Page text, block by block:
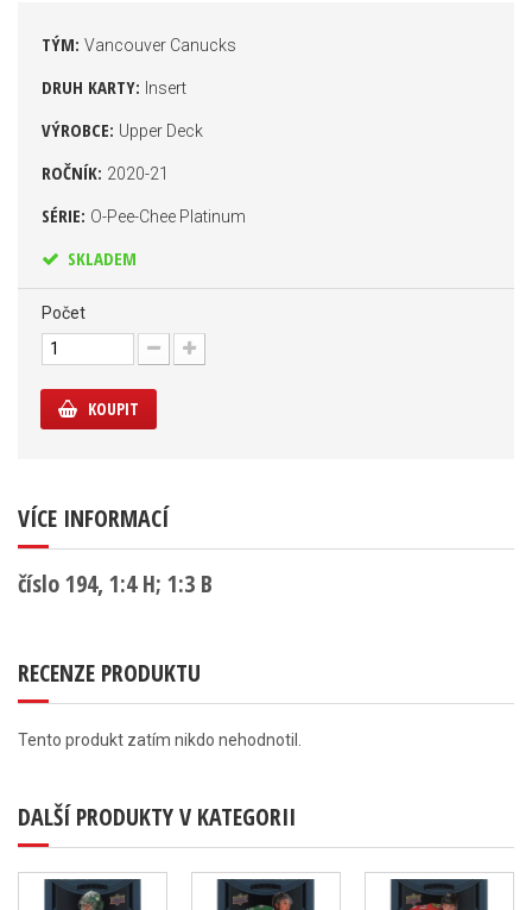
TÝM: Vancouver Canucks
DRUH KARTY: Insert
VÝROBCE: Upper Deck
ROČNÍK: 2020-21
SÉRIE: O-Pee-Chee Platinum
SKLADEM
Počet
KOUPIT
VÍCE INFORMACÍ
číslo 194, 1:4 H; 1:3 B
RECENZE PRODUKTU
Tento produkt zatím nikdo nehodnotil.
DALŠÍ PRODUKTY V KATEGORII